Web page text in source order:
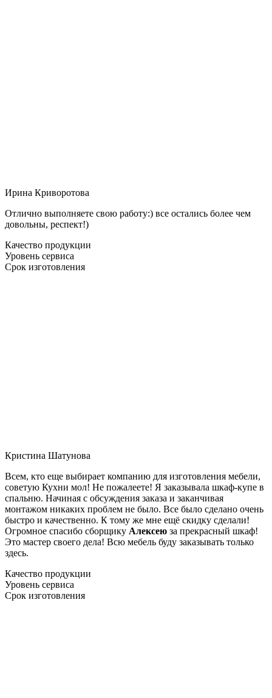
Ирина Криворотова
Отлично выполняете свою работу:) все остались более чем
довольны, респект!)
Качество продукции
Уровень сервиса
Срок изготовления
Кристина Шатунова
Всем, кто еще выбирает компанию для изготовления мебели,
советую Кухни мол! Не пожалеете! Я заказывала шкаф-купе в
спальню. Начиная с обсуждения заказа и заканчивая
монтажом никаких проблем не было. Все было сделано очень
быстро и качественно. К тому же мне ещё скидку сделали!
Огромное спасибо сборщику Алексею за прекрасный шкаф!
Это мастер своего дела! Всю мебель буду заказывать только
здесь.
Качество продукции
Уровень сервиса
Срок изготовления